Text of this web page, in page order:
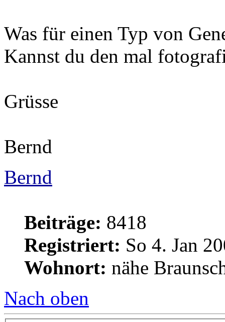
Was für einen Typ von
Kannst du den mal
Grüsse
Bernd
Bernd
Beiträge: 8418
Registriert: So 4. Jan
Wohnort: nähe
Nach oben